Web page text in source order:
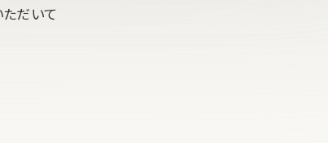
だいて